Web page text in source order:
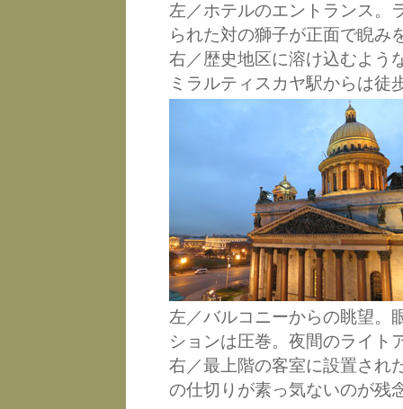
左／ホテルのエントランス。
られた対の獅子が正面で睨み
右／歴史地区に溶け込むよう
ミラルティスカヤ駅からは徒
左／バルコニーからの眺望。
ションは圧巻。夜間のライト
右／最上階の客室に設置され
の仕切りが素っ気ないのが残